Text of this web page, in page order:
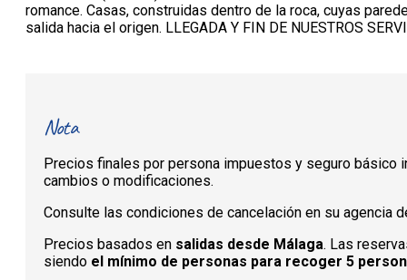
romance. Casas, construidas dentro de la roca, cuyas
salida hacia el origen. LLEGADA Y FIN DE NUESTROS
Nota
Precios finales por persona impuestos y seguro básico
cambios o modificaciones.
Consulte las condiciones de cancelación en su agencia
Precios basados en salidas desde Málaga. Las
siendo el mínimo de personas para recoger 5